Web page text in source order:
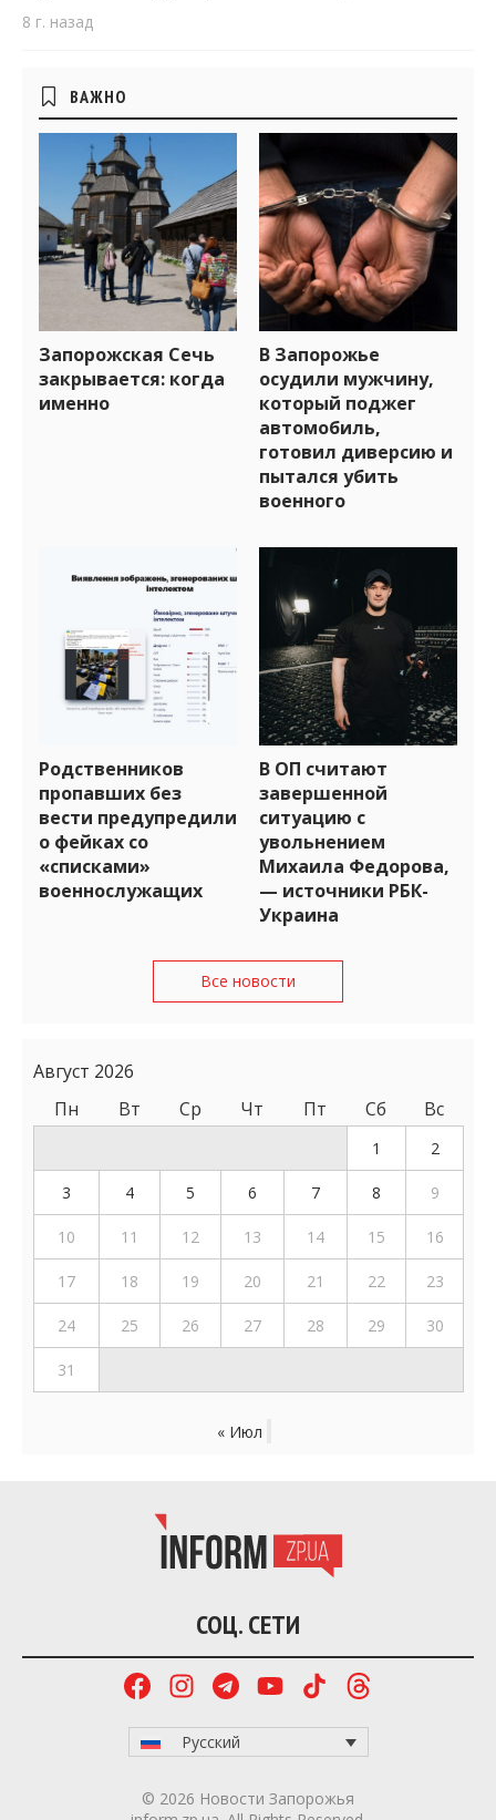
8 г. назад
Боковые
виджеты
ВАЖНО
Запорожская Сечь
закрывается: когда
именно
В Запорожье
осудили мужчину,
который поджег
автомобиль,
готовил диверсию и
пытался убить
военного
Родственников
пропавших без
вести предупредили
о фейках со
«списками»
военнослужащих
В ОП считают
завершенной
ситуацию с
увольнением
Михаила Федорова,
— источники РБК-
Украина
Все новости
Август 2026
Пн
Вт Ср Чт Пт Сб Вс
1 2
3 4 5 6 7 8 9
10 11 12 13 14 15 16
17 18 19 20 21 22 23
24 25 26 27 28 29 30
31
« Июл
СОЦ. СЕТИ
Русский
© 2026 Новости Запорожья